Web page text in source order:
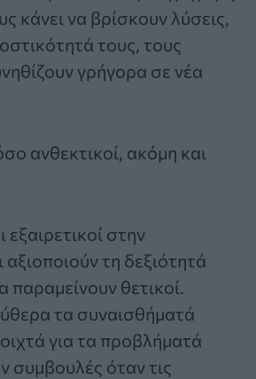
κάνει να βρίσκουν λύσεις,
τους, τους
γρήγορα σε νέα
ανθεκτικοί, ακόμη και
εξαιρετικοί στην
αξιοποιούν τη δεξιότητά
παραμείνουν θετικοί.
τα συναισθήματά
για τα προβλήματά
συμβουλές όταν τις